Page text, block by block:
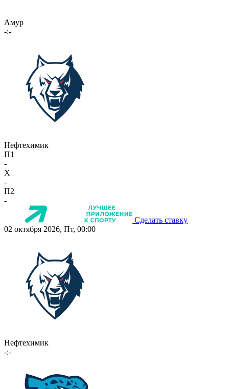
Амур
-:-
Нефтехимик
П1
-
X
-
П2
-
Сделать ставку
02 октября 2026, Пт, 00:00
Нефтехимик
-:-